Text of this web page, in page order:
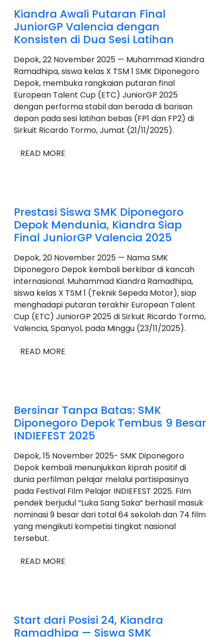
Kiandra Awali Putaran Final
JuniorGP Valencia dengan
Konsisten di Dua Sesi Latihan
Depok, 22 November 2025 — Muhammad Kiandra
Ramadhipa, siswa kelas X TSM 1 SMK Diponegoro
Depok, membuka rangkaian putaran final
European Talent Cup (ETC) JuniorGP 2025
dengan performa stabil dan berada di barisan
depan pada sesi latihan bebas (FP1 dan FP2) di
Sirkuit Ricardo Tormo, Jumat (21/11/2025).
READ MORE
Prestasi Siswa SMK Diponegoro
Depok Mendunia, Kiandra Siap
Final JuniorGP Valencia 2025
Depok, 20 November 2025 — Nama SMK
Diponegoro Depok kembali berkibar di kancah
internasional. Muhammad Kiandra Ramadhipa,
siswa kelas X TSM 1 (Teknik Sepeda Motor), siap
menghadapi putaran terakhir European Talent
Cup (ETC) JuniorGP 2025 di Sirkuit Ricardo Tormo,
Valencia, Spanyol, pada Minggu (23/11/2025).
READ MORE
Bersinar Tanpa Batas: SMK
Diponegoro Depok Tembus 9 Besar
INDIEFEST 2025
Depok, 15 November 2025- SMK Diponegoro
Depok kembali menunjukkan kiprah positif di
dunia perfilman pelajar melalui partisipasinya
pada Festival Film Pelajar INDIEFEST 2025. Film
pendek berjudul “Luka Sang Saka” berhasil masuk
nominasi 9 besar dari total 64 sekolah dan 74 film
yang mengikuti kompetisi tingkat nasional
tersebut.
READ MORE
Start dari Posisi 24, Kiandra
Ramadhipa — Siswa SMK